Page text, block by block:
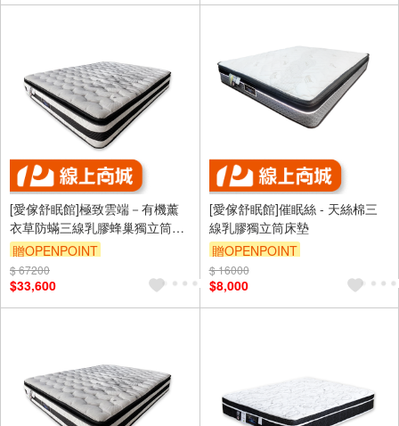
[愛傢舒眠館]極致雲端－有機薰
衣草防蟎三線乳膠蜂巢獨立筒床
墊
贈OPENPOINT
$ 67200
$33,600
[愛傢舒眠館]催眠絲 - 天絲棉三
線乳膠獨立筒床墊
贈OPENPOINT
$ 16000
$8,000